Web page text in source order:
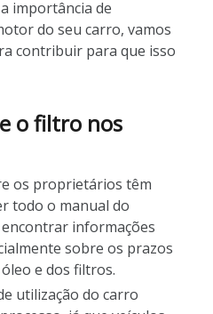
importância de
do seu carro, vamos
contribuir para que isso
o filtro nos
os proprietários têm
todo o manual do
informações
sobre os prazos
e dos filtros.
utilização do carro